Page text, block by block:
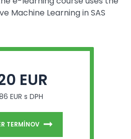
Machine Learning in SAS
EUR
EUR s DPH
TERMÍNOV